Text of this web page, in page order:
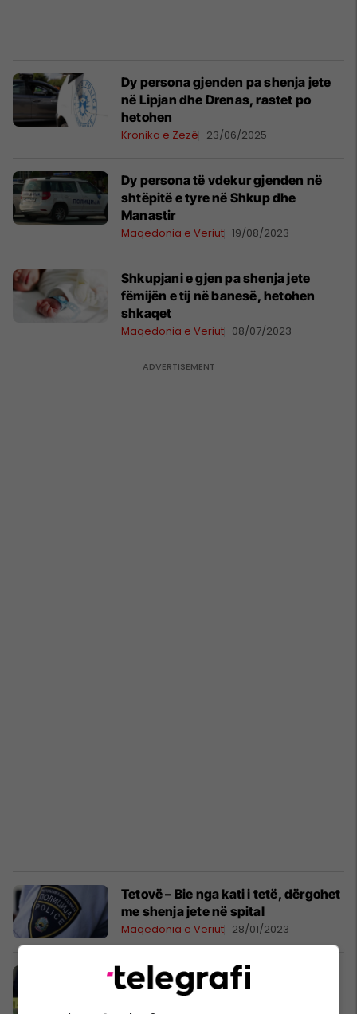
Dy persona gjenden pa shenja jete
në Lipjan dhe Drenas, rastet po
hetohen
Kronika e Zezë 23/06/2025
Dy persona të vdekur gjenden në
shtëpitë e tyre në Shkup dhe
Manastir
Maqedonia e Veriut 19/08/2023
Shkupjani e gjen pa shenja jete
fëmijën e tij në banesë, hetohen
shkaqet
Maqedonia e Veriut 08/07/2023
Tetovë – Bie nga kati i tetë, dërgohet
me shenja jete në spital
Maqedonia e Veriut 28/01/2023
Gjenden të vdekur dy persona, njëri
në Pejë e tjetri në Klinë
Kronika e Zezë